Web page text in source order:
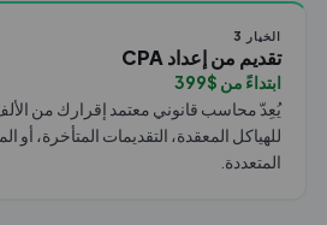
الخيار 3
تقديم من إعداد CPA
ابتداءً من $399
يُعِدّ محاسب قانوني معتمد إقرارك من
للهياكل المعقدة، التقديمات المتأخرة، أو
المتعددة.